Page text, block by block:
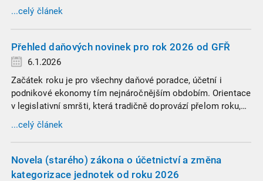
hranice povinnosti přiznání podat, jaké jsou nejčastější
chytáky v soubězích příjmů a na co si dát v roce 2026
...celý článek
Přehled daňových novinek pro rok 2026 od GFŘ
6.1.2026
Začátek roku je pro všechny daňové poradce, účetní i
podnikové ekonomy tím nejnáročnějším obdobím. Orientace
v legislativní smršti, která tradičně doprovází přelom roku,
vyžaduje nastudovat všechny novely a doprovodné
informace. Generální finanční ředitelství (GFŘ) zveřejnilo
žádného daňového profesionála.
...celý článek
Novela (starého) zákona o účetnictví a změna
kategorizace jednotek od roku 2026